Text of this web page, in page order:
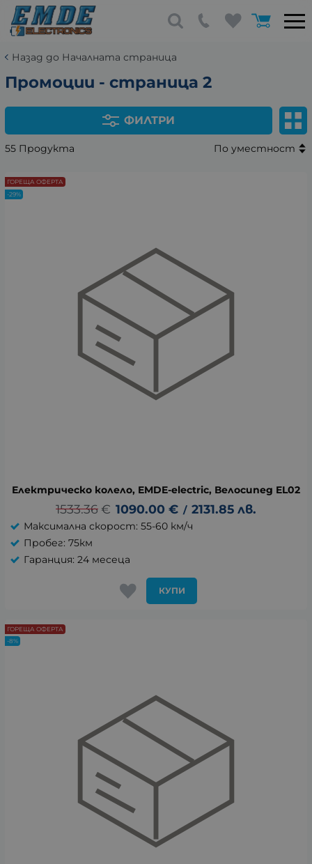
Назад до Началната страница
Промоции - страница 2
ФИЛТРИ
55 Продукта По уместност
Електрическо колело, EMDE-electric, Велосипед EL02
1533.36€ 1090.00 € / 2131.85 лв.
Максимална скорост: 55-60 км/ч
Пробег: 75км
Гаранция: 24 месеца
КУПИ
ГОРЕЩА ОФЕРТА
-29%
ГОРЕЩА ОФЕРТА
-8%